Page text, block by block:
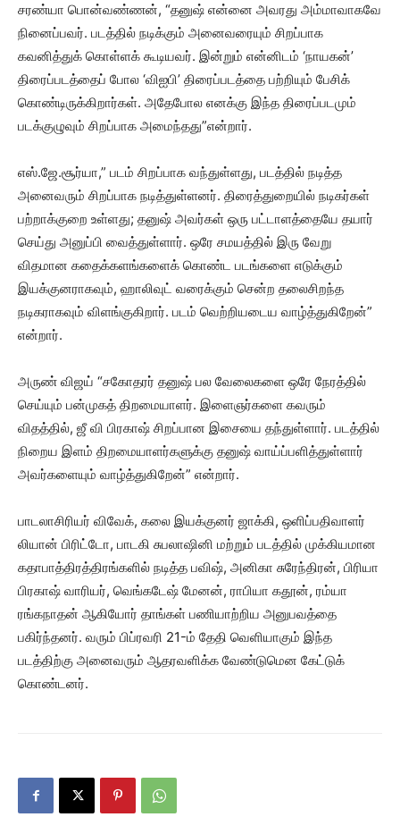
சரண்யா பொன்வண்ணன், “தனுஷ் என்னை அவரது அம்மாவாகவே
நினைப்பவர். படத்தில் நடிக்கும் அனைவரையும் சிறப்பாக
கவனித்துக் கொள்ளக் கூடியவர். இன்றும் என்னிடம் ‘நாயகன்’
திரைப்படத்தைப் போல ‘விஐபி’ திரைப்படத்தை பற்றியும் பேசிக்
கொண்டிருக்கிறார்கள். அதேபோல எனக்கு இந்த திரைப்படமும்
படக்குழுவும் சிறப்பாக அமைந்தது”என்றார்.
எஸ்.ஜே.சூர்யா,” படம் சிறப்பாக வந்துள்ளது, படத்தில் நடித்த
அனைவரும் சிறப்பாக நடித்துள்ளனர். திரைத்துறையில் நடிகர்கள்
பற்றாக்குறை உள்ளது; தனுஷ் அவர்கள் ஒரு பட்டாளத்தையே தயார்
செய்து அனுப்பி வைத்துள்ளார். ஒரே சமயத்தில் இரு வேறு
விதமான கதைக்களங்களைக் கொண்ட படங்களை எடுக்கும்
இயக்குனராகவும், ஹாலிவுட் வரைக்கும் சென்ற தலைசிறந்த
நடிகராகவும் விளங்குகிறார். படம் வெற்றியடைய வாழ்த்துகிறேன்”
என்றார்.
அருண் விஜய் “சகோதரர் தனுஷ் பல வேலைகளை ஒரே நேரத்தில்
செய்யும் பன்முகத் திறமையாளர். இளைஞர்களை கவரும்
விதத்தில், ஜீ வி பிரகாஷ் சிறப்பான இசையை தந்துள்ளார். படத்தில்
நிறைய இளம் திறமையாளர்களுக்கு தனுஷ் வாய்ப்பளித்துள்ளார்
அவர்களையும் வாழ்த்துகிறேன்” என்றார்.
பாடலாசிரியர் விவேக், கலை இயக்குனர் ஜாக்கி, ஒளிப்பதிவாளர்
லியான் பிரிட்டோ, பாடகி சுபலாஷினி மற்றும் படத்தில் முக்கியமான
கதாபாத்திரத்திரங்களில் நடித்த பவிஷ், அனிகா சுரேந்திரன், பிரியா
பிரகாஷ் வாரியர், வெங்கடேஷ் மேனன், ராபியா கதூன், ரம்யா
ரங்கநாதன் ஆகியோர் தாங்கள் பணியாற்றிய அனுபவத்தை
பகிர்ந்தனர். வரும் பிப்ரவரி 21-ம் தேதி வெளியாகும் இந்த
படத்திற்கு அனைவரும் ஆதரவளிக்க வேண்டுமென கேட்டுக்
கொண்டனர்.